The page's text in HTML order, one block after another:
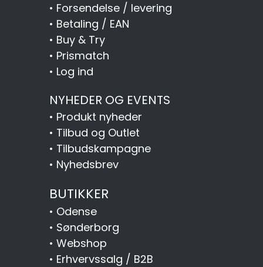
• Forsendelse / levering
• Betaling / EAN
• Buy & Try
• Prismatch
• Log ind
NYHEDER OG EVENTS
• Produkt nyheder
• Tilbud og Outlet
• Tilbudskampagne
• Nyhedsbrev
BUTIKKER
• Odense
• Sønderborg
• Webshop
• Erhvervssalg / B2B